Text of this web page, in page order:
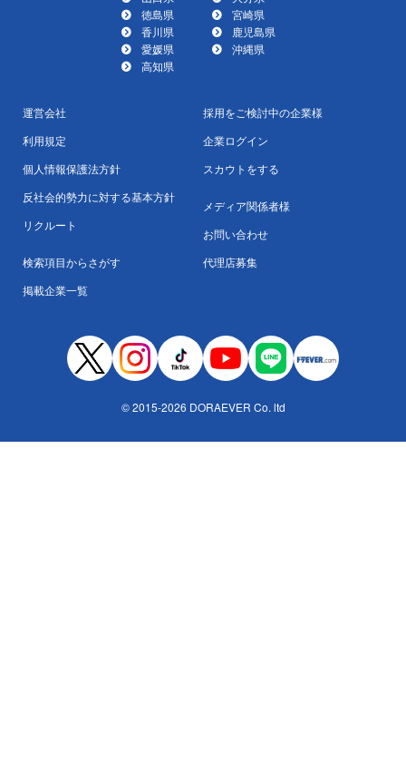
徳島県
香川県
愛媛県
高知県
宮崎県
鹿児島県
沖縄県
運営会社
利用規定
個人情報保護法方針
反社会的勢力に対する基本方針
リクルート
検索項目からさがす
掲載企業一覧
採用をご検討中の企業様
企業ログイン
スカウトをする
メディア関係者様
お問い合わせ
代理店募集
© 2015-2026 DORAEVER Co. ltd